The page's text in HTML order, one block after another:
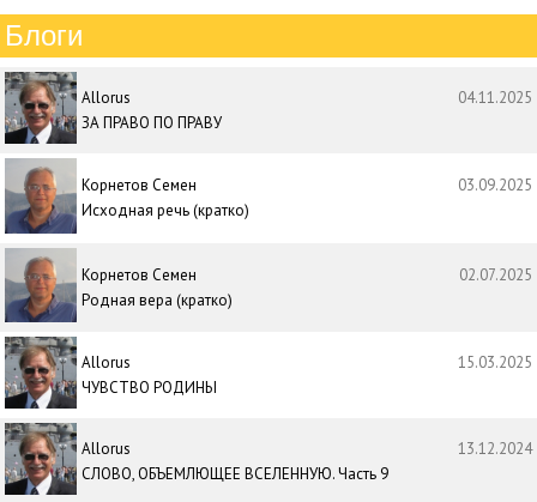
Блоги
Allorus
04.11.2025
ЗА ПРАВО ПО ПРАВУ
Корнетов Семен
03.09.2025
Исходная речь (кратко)
Корнетов Семен
02.07.2025
Родная вера (кратко)
Allorus
15.03.2025
ЧУВСТВО РОДИНЫ
Allorus
13.12.2024
СЛОВО, ОБЪЕМЛЮЩЕЕ ВСЕЛЕННУЮ. Часть 9